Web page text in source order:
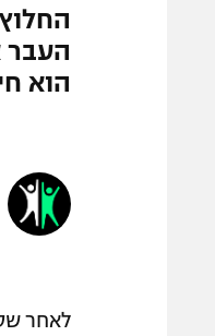
העבר
הוא
לאחר